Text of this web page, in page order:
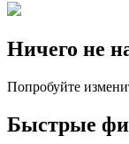
Ничего не
Попробуйте
Быстрые